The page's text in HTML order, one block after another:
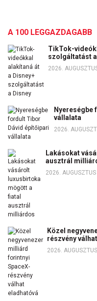
A 100 LEGGAZDAGABB
TikTok-
szolgáltatást
2026.
Nyereségbe
vállalata
2026.
Lakásokat
ausztrál
2026. AUGUSZTUS
Közel
részvény
2026.